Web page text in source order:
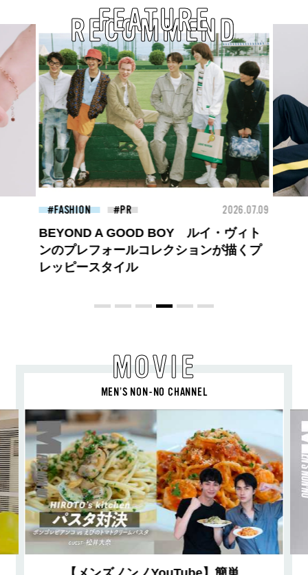
RECOMMEND
FEATURE
FASHION 2026.07.09
ロエベの新しい世界へようこそ。大胆な
コントラストとレイヤードの先に。装う
喜び、明るいスピリット
MOVIE
MEN’S NON-NO CHANNEL